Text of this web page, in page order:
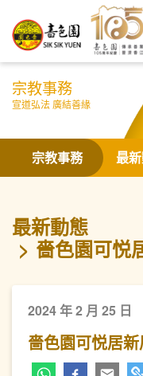
宗教事務
宣道弘法 廣結善緣
宗教事務 最
最新動態
嗇色園可悦
2024 年 2 月 25 日
嗇色園可悦居